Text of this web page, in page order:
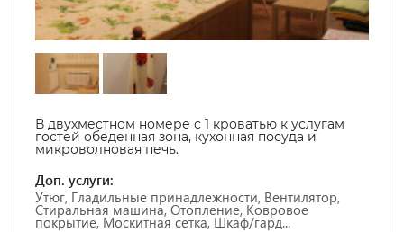
В двухместном номере с 1 кроватью к услугам
гостей обеденная зона, кухонная посуда и
микроволновая печь.
Доп. услуги:
Утюг, Гладильные принадлежности, Вентилятор,
Стиральная машина, Отопление, Ковровое
покрытие, Москитная сетка, Шкаф/гард...